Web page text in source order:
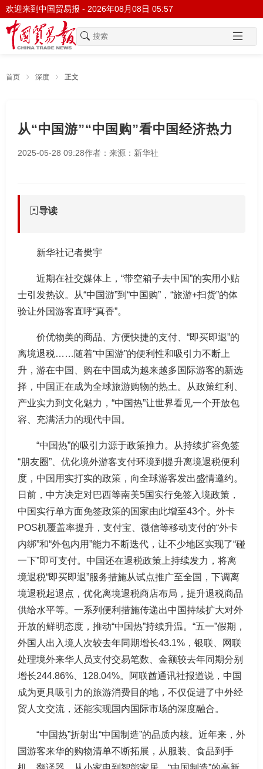
欢迎来到中国贸易报 - 2026年08月08日 05:57
首页 深度 正文
从“中国游”“中国购”看中国经济热力
2025-05-28 09:28作者： 来源：新华社
导读
新华社记者樊宇
近期在社交媒体上，“带空箱子去中国”的实用小贴
士引发热议。从“中国游”到“中国购”，“旅游+扫货”的体
验让外国游客直呼“真香”。
价优物美的商品、方便快捷的支付、“即买即退”的
离境退税……随着“中国游”的便利性和吸引力不断上
升，游在中国、购在中国成为越来越多国际游客的新选
择，中国正在成为全球旅游购物的热土。从政策红利、
产业实力到文化魅力，“中国热”让世界看见一个开放包
容、充满活力的现代中国。
“中国热”的吸引力源于政策推力。从持续扩容免签
“朋友圈”、优化境外游客支付环境到提升离境退税便利
度，中国用实打实的政策，向全球游客发出盛情邀约。
日前，中方决定对巴西等南美5国实行免签入境政策，
中国实行单方面免签政策的国家由此增至43个。外卡
POS机覆盖率提升，支付宝、微信等移动支付的“外卡
内绑”和“外包内用”能力不断迭代，让不少地区实现了“碰
一下”即可支付。中国还在退税政策上持续发力，将离
境退税“即买即退”服务措施从试点推广至全国，下调离
境退税起退点，优化离境退税商店布局，提升退税商品
供给水平等。一系列便利措施传递出中国持续扩大对外
开放的鲜明态度，推动“中国热”持续升温。“五一”假期，
外国人出入境人次较去年同期增长43.1%，银联、网联
处理境外来华人员支付交易笔数、金额较去年同期分别
增长244.86%、128.04%。阿联酋通讯社报道说，中国
成为更具吸引力的旅游消费目的地，不仅促进了中外经
贸人文交流，还能实现国内国际市场的深度融合。
“中国热”折射出“中国制造”的品质内核。近年来，外
国游客来华的购物清单不断拓展，从服装、食品到手